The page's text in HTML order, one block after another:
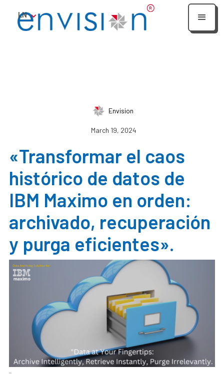
LN
Envision
March 19, 2024
«Transformar el caos
histórico de datos de
IBM Maximo en orden:
archivado, recuperación
y purga eficientes».